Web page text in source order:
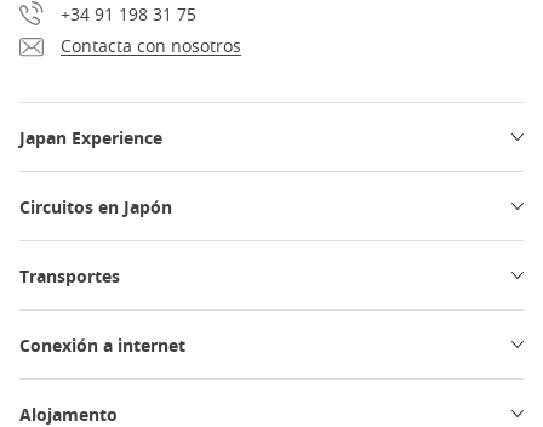
+34 91 198 31 75
Contacta con nosotros
Japan Experience
Circuitos en Japón
Transportes
Conexión a internet
Alojamento